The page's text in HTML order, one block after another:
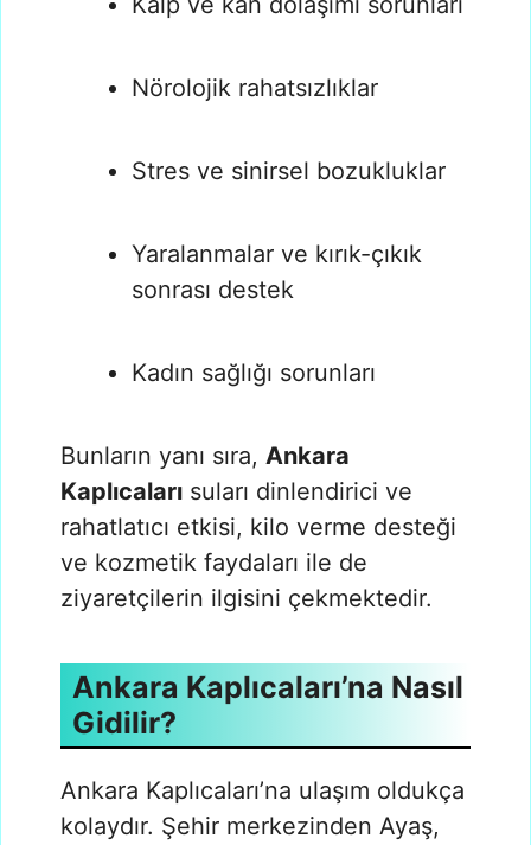
Nörolojik rahatsızlıklar
Stres ve sinirsel bozukluklar
Yaralanmalar ve kırık-çıkık
sonrası destek
Kadın sağlığı sorunları
Bunların yanı sıra, Ankara
Kaplıcaları suları dinlendirici ve
rahatlatıcı etkisi, kilo verme desteği
ve kozmetik faydaları ile de
ziyaretçilerin ilgisini çekmektedir.
Ankara Kaplıcaları’na Nasıl
Gidilir?
Ankara Kaplıcaları’na ulaşım oldukça
kolaydır. Şehir merkezinden Ayaş,